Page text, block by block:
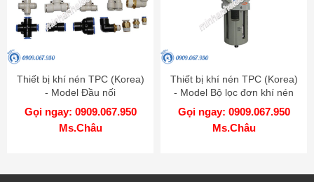
Thiết bị khí nén TPC (Korea)
- Model Đầu nối
Gọi ngay: 0909.067.950
Ms.Châu
Thiết bị khí nén TPC (Korea)
- Model Bộ lọc đơn khí nén
PP
Gọi ngay: 0909.067.950
Ms.Châu